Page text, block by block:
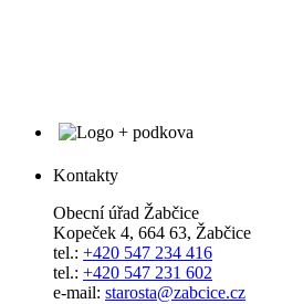
Kontakty
Obecní úřad Žabčice
Kopeček 4, 664 63, Žabčice
tel.: +420 547 234 416
tel.: +420 547 231 602
e-mail: starosta@zabcice.cz